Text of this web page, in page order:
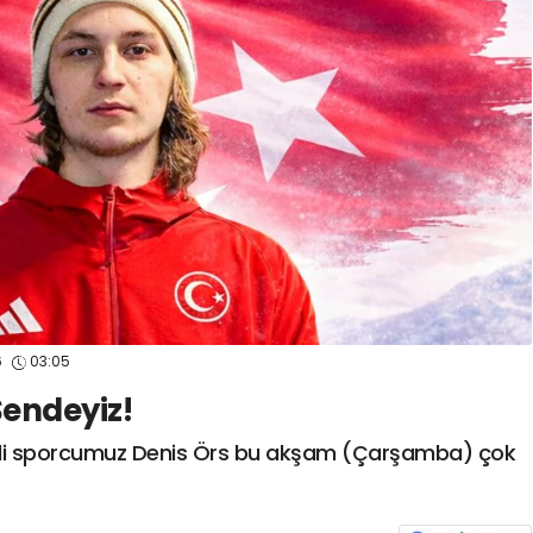
spor41
#
spor41
#kocaelispor
03:05
sporcumuz Denis Örs bu akşam (Çarşamba) çok